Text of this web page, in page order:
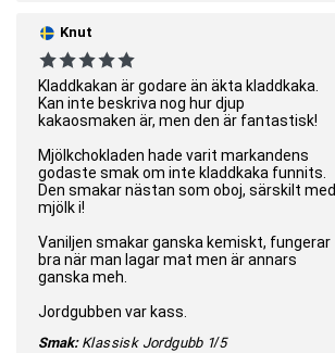
Knut
Kladdkakan är godare än äkta kladdkaka.
Kan inte beskriva nog hur djup
kakaosmaken är, men den är fantastisk!
Mjölkchokladen hade varit markandens
godaste smak om inte kladdkaka funnits.
Den smakar nästan som oboj, särskilt med
mjölk i!
Vaniljen smakar ganska kemiskt, fungerar
bra när man lagar mat men är annars
ganska meh.
Jordgubben var kass.
Smak: Klassisk Jordgubb 1/5